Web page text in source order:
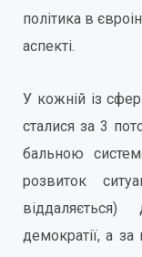
політика в
аспекті.
У кожній із
сталися за 3
бальною
розвиток
демократії, а